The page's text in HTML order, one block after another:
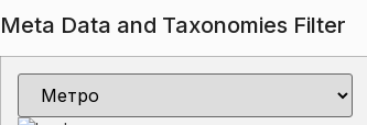
Meta Data and Taxonomies Filter